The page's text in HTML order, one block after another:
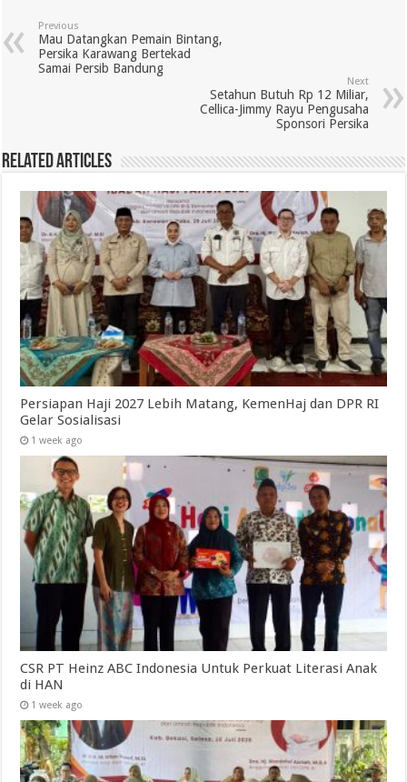
Previous
Mau Datangkan Pemain Bintang,
Persika Karawang Bertekad
Samai Persib Bandung
Next
Setahun Butuh Rp 12 Miliar,
Cellica-Jimmy Rayu Pengusaha
Sponsori Persika
Related Articles
Persiapan Haji 2027 Lebih Matang, KemenHaj dan DPR RI
Gelar Sosialisasi
1 week ago
CSR PT Heinz ABC Indonesia Untuk Perkuat Literasi Anak
di HAN
1 week ago